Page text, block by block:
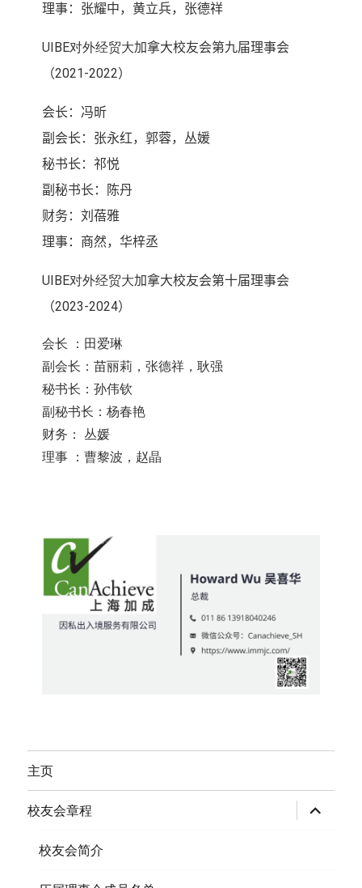
理事：张耀中，黄立兵，张德祥
UIBE对外经贸大加拿大校友会第九届理事会
（2021-2022）
会长 ：冯昕
副会长：张永红，郭蓉，丛媛
秘书长：祁悦
副秘书长：陈丹
财务：刘蓓雅
理事：商然，华梓丞
UIBE对外经贸大加拿大校友会第十届理事会
（2023-2024）
会长 ：田爱琳
副会长：苗丽莉，张德祥，耿强
秘书长：孙伟钦
副秘书长：杨春艳
财务： 丛媛
理事 ：曹黎波，赵晶
主页
校友会章程
expand
child
校友会简介